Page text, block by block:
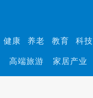
健康 养老 教育 科技
高端旅游 家居产业